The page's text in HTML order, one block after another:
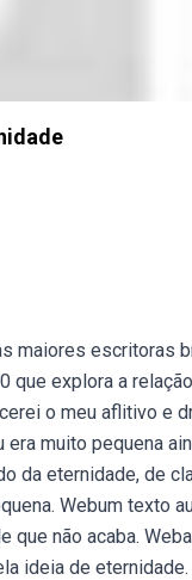
maiores escritoras
que explora a
o meu aflitivo e
muito pequena
da eternidade, de
Webum texto
não acaba.
ideia de eternidade.